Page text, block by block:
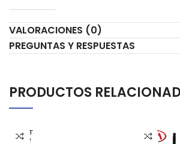
VALORACIONES (0)
PREGUNTAS Y RESPUESTAS
PRODUCTOS
AGOT
ADO